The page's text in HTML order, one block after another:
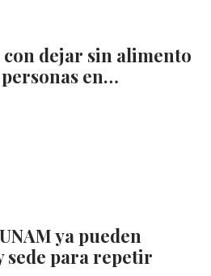
con dejar sin alimento
en…
ya pueden
sede para repetir